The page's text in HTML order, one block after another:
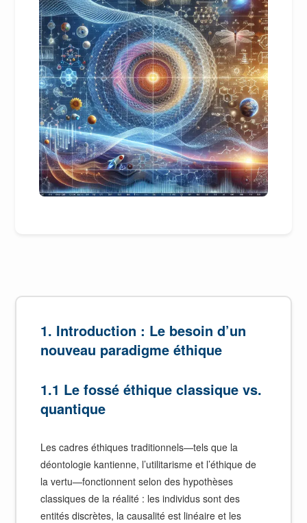
1. Introduction : Le besoin d’un
nouveau paradigme éthique
1.1 Le fossé éthique classique vs.
quantique
Les cadres éthiques traditionnels—tels que la
déontologie kantienne, l’utilitarisme et l’éthique de
la vertu—fonctionnent selon des hypothèses
classiques de la réalité : les individus sont des
entités discrètes, la causalité est linéaire et les